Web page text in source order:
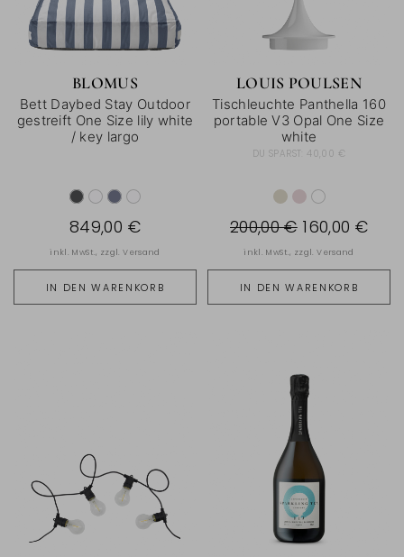
BLOMUS
Bett Daybed Stay Outdoor
gestreift One Size lily white
/ key largo
IN DEN WARENKORB
849,00 €
inkl. MwSt., zzgl.Versand
LOUIS POULSEN
Tischleuchte Panthella 160
portable V3 Opal One Size
white
DU SPARST:40,00 €
IN DEN WARENKORB
200,00 € 160,00 €
inkl. MwSt., zzgl.Versand